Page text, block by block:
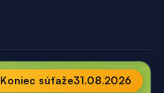
Koniec súťaže31.08.2026